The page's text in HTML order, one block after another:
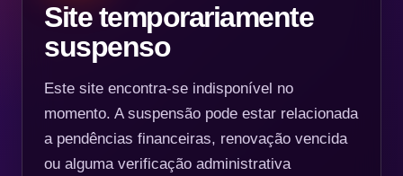
Site temporariamente
suspenso
Este site encontra-se indisponível no
momento. A suspensão pode estar relacionada
a pendências financeiras, renovação vencida
ou alguma verificação administrativa